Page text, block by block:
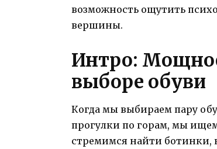
возможность ощутить
вершины.
Интро:
выборе обуви
Когда мы выбираем пару
прогулки по горам, мы
стремимся найти ботинки,